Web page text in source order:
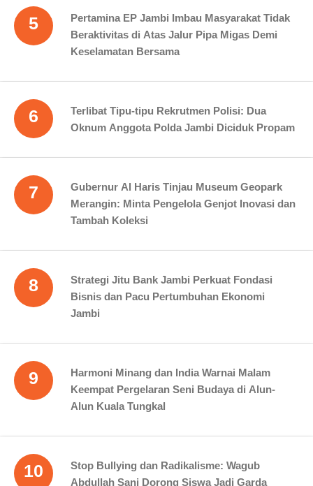
5
Pertamina EP Jambi Imbau Masyarakat Tidak
Beraktivitas di Atas Jalur Pipa Migas Demi
Keselamatan Bersama
6
Terlibat Tipu-tipu Rekrutmen Polisi: Dua
Oknum Anggota Polda Jambi Diciduk Propam
7
Gubernur Al Haris Tinjau Museum Geopark
Merangin: Minta Pengelola Genjot Inovasi dan
Tambah Koleksi
8
Strategi Jitu Bank Jambi Perkuat Fondasi
Bisnis dan Pacu Pertumbuhan Ekonomi
Jambi
9
Harmoni Minang dan India Warnai Malam
Keempat Pergelaran Seni Budaya di Alun-
Alun Kuala Tungkal
10
Stop Bullying dan Radikalisme: Wagub
Abdullah Sani Dorong Siswa Jadi Garda